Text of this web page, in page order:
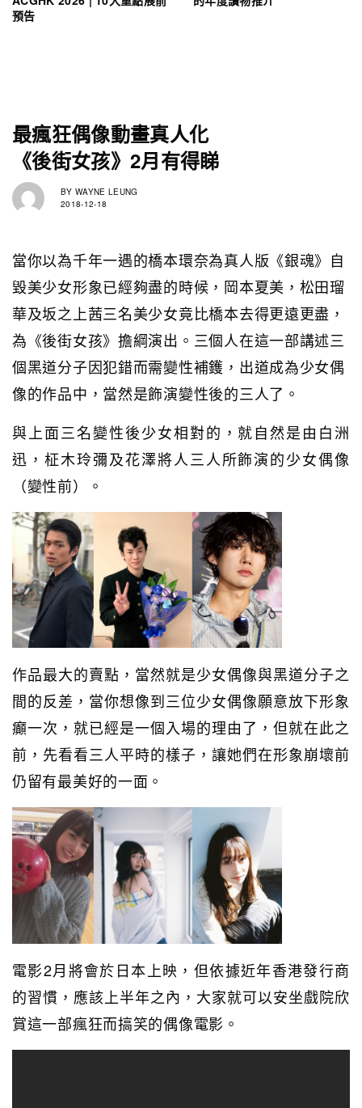
預告
最瘋狂偶像動畫真人化
《後街女孩》2月有得睇
BY WAYNE LEUNG
2018-12-18
當你以為千年一遇的橋本環奈為真人版《銀魂》自
毀美少女形象已經夠盡的時候，岡本夏美，松田瑠
華及坂之上茜三名美少女竟比橋本去得更遠更盡，
為《後街女孩》擔綱演出。三個人在這一部講述三
個黑道分子因犯錯而需變性補鑊，出道成為少女偶
像的作品中，當然是飾演變性後的三人了。
與上面三名變性後少女相對的，就自然是由白洲
迅，柾木玲彌及花澤將人三人所飾演的少女偶像
（變性前）。
作品最大的賣點，當然就是少女偶像與黑道分子之
間的反差，當你想像到三位少女偶像願意放下形象
癲一次，就已經是一個入場的理由了，但就在此之
前，先看看三人平時的樣子，讓她們在形象崩壞前
仍留有最美好的一面。
電影2月將會於日本上映，但依據近年香港發行商
的習慣，應該上半年之內，大家就可以安坐戲院欣
賞這一部瘋狂而搞笑的偶像電影。